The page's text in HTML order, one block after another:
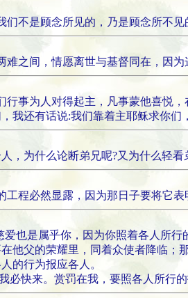
们不是顾念所见的，乃是顾念所不
难之间，情愿离世与基督同在，因为
行事为人对得起主，凡事蒙他喜悦
我还有话说:我们靠着主耶稣求你
，为什么论断弟兄呢?又为什么轻
工程必然显露，因为那日子要将它
爱也是属乎你，因为你照着各人所行
他父的荣耀里，同着众使者降临；
的行为报应各人。
必快来。赏罚在我，要照各人所行的